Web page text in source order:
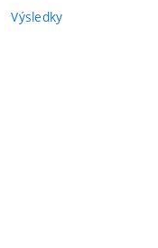
Výsledky